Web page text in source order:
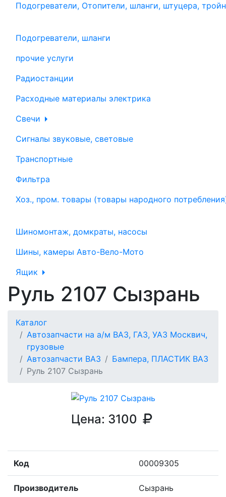
Подогреватели, Отопители, шланги, штуцера,
Подогреватели, шланги
прочие услуги
Радиостанции
Расходные материалы электрика
Свечи
Сигналы звуковые, световые
Транспортные
Фильтра
Хоз., пром. товары (товары народного
Шиномонтаж, домкраты, насосы
Шины, камеры Авто-Вело-Мото
Ящик
Руль 2107 Сызрань
Каталог
Автозапчасти на а/м ВАЗ, ГАЗ, УАЗ Москвич,
грузовые
Автозапчасти ВАЗ
Бампера, ПЛАСТИК ВАЗ
Руль 2107 Сызрань
Цена: 3100
Код 00009305
Производитель Сызрань